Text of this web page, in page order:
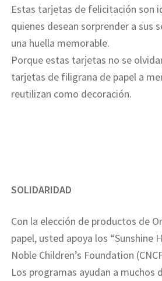
Estas tarjetas de felicitación son
quienes desean sorprender a sus
una huella memorable.
Porque estas tarjetas no se
tarjetas de filigrana de papel a
reutilizan como decoración.
SOLIDARIDAD
Con la elección de productos de
papel, usted apoya los “Sunshine
Noble Children’s Foundation
Los programas ayudan a muchos